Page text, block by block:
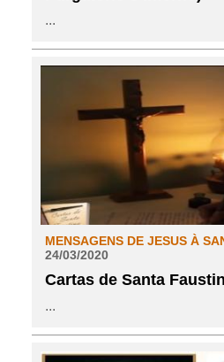
...
MENSAGENS DE JESUS À
24/03/2020
Cartas de Santa
...